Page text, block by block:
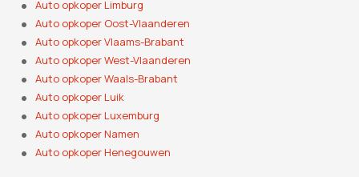
Auto opkoper Limburg
Auto opkoper Oost-Vlaanderen
Auto opkoper Vlaams-Brabant
Auto opkoper West-Vlaanderen
Auto opkoper Waals-Brabant
Auto opkoper Luik
Auto opkoper Luxemburg
Auto opkoper Namen
Auto opkoper Henegouwen